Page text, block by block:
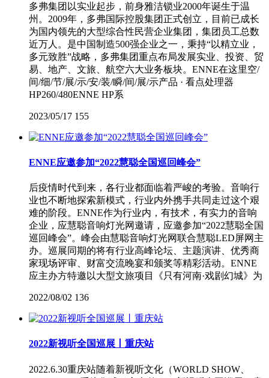
多弗集团以实业起步，前身雅洁锁业2000年诞生于温
州。2009年，多弗国际控股集团正式创立，目前已成长
为国内领先的大型综合性民营企业集团，集团员工总数
近万人。是中国制造500强企业之一，秉持“以精立业，
多元致胜”战略，多弗集团重点布局发展实业、投资、贸
易、地产、文旅、航空六大业务板块。ENNE在这里空/
间/细/节/展/示/安/装/瞬/间/展/示产品 · 看点处理器
HP260/480ENNE HP系
2023/05/17 155
ENNE应邀参加“2022慧聪全国巡回峰会”
后疫情时代到来，各行业都面临着严峻的考验。音响行
业也不断地探索新模式，行业内外携手共同走过这个艰
难的阶段。ENNE作为行业内，有技术，有实力的音响
企业，应慧聪音响灯光网邀请，应邀参加“2022慧聪全国
巡回峰会”。峰会由慧聪音响灯光网联合慧聪LED屏网主
办。巡展同期的将有行业高峰论坛、主题演讲、优秀商
家现场评审、财富交流晚宴和颁奖等精彩活动。ENNE
应主办方特邀以大型文旅项目《只有河南·戏剧幻城》为
2022/08/02 136
2022新视听全国巡展丨重庆站
2022.6.30重庆站随着新视听文化（WORLD SHOW、